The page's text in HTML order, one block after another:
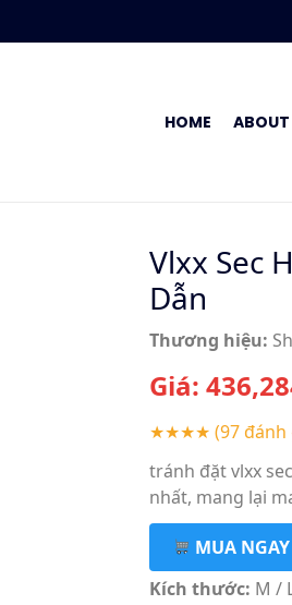
HOME ABOUT
Vlxx Sec
Dẫn
Thương hiệu:
Giá:
★★★★ (97 đánh
tránh đặt vlxx
nhất, mang lại
MUA NGAY
Kích thước: M /